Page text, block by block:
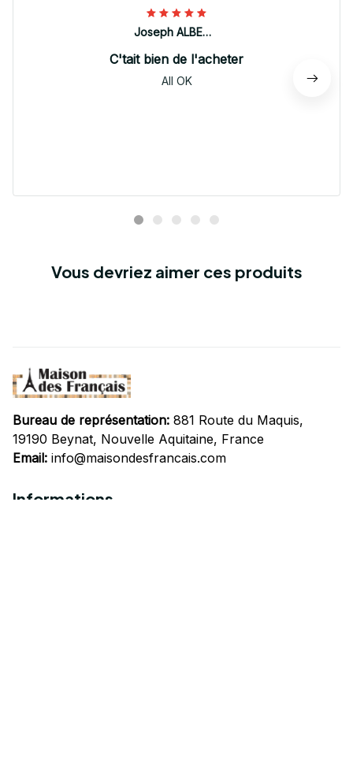
Joseph ALBERTINI
C'tait bien de l'acheter
All OK
Vous devriez aimer ces produits
Bureau de représentation: 881 Route du Maquis,
19190 Beynat, Nouvelle Aquitaine, France
Email: info@maisondesfrancais.com
Informations